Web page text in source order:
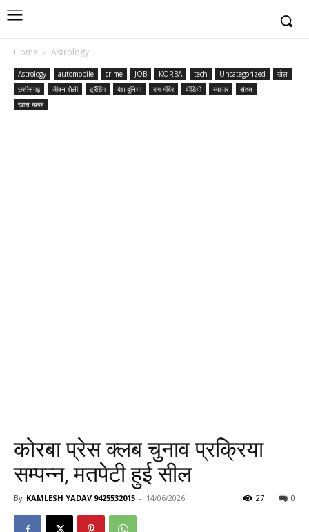
Home Astrology
Astrology automobile crime JOB KORBA tech Uncategorized
खेल
छत्तीसगढ़
जीवन शैली ट्रैंडिंग देश दुनिया राम मंदिर वीडियो व्यापार
सेहत
ख़ास ख़बर
कोरबा प्रेस क्लब चुनाव प्रक्रिया
सम्पन्न, मतपेटी हुई सील
By KAMLESH YADAV 9425532015 - 14/06/2026 0
27